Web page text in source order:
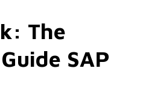
The
SAP